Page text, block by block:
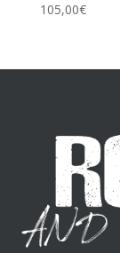
105,00€